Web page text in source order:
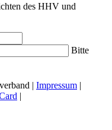
des HHV und
Bitte
| Impressum |
|